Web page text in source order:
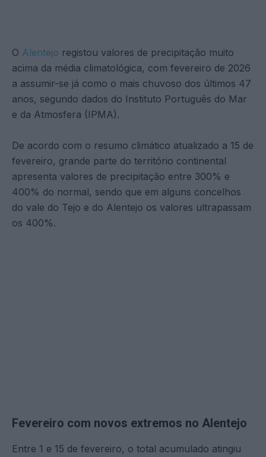
O Alentejo registou valores de precipitação muito
acima da média climatológica, com fevereiro de 2026
a assumir-se já como o mais chuvoso dos últimos 47
anos, segundo dados do Instituto Português do Mar
e da Atmosfera (IPMA).
De acordo com o resumo climático atualizado a 15 de
fevereiro, grande parte do território continental
apresenta valores de precipitação entre 300% e
400% do normal, sendo que em alguns concelhos
do vale do Tejo e do Alentejo os valores ultrapassam
os 400%.
Fevereiro com novos extremos no Alentejo
Entre 1 e 15 de fevereiro, o total acumulado atingiu